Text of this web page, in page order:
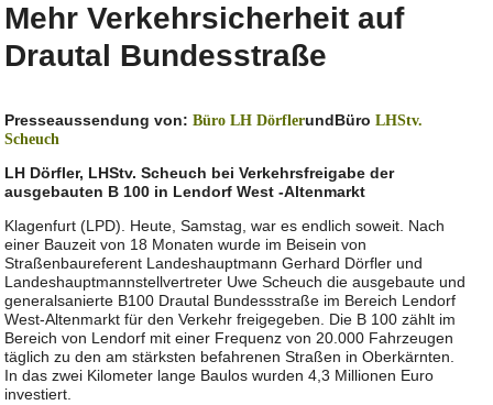
Mehr Verkehrsicherheit auf
Drautal Bundesstraße
Presseaussendung von:Büro LH DörflerundBüroLHStv.
Scheuch
LH Dörfler, LHStv. Scheuch bei Verkehrsfreigabe der
ausgebauten B 100 in Lendorf West -Altenmarkt
Klagenfurt (LPD). Heute, Samstag, war es endlich soweit. Nach
einer Bauzeit von 18 Monaten wurde im Beisein von
Straßenbaureferent Landeshauptmann Gerhard Dörfler und
Landeshauptmannstellvertreter Uwe Scheuch die ausgebaute und
generalsanierte B100 Drautal Bundessstraße im Bereich Lendorf
West-Altenmarkt für den Verkehr freigegeben. Die B 100 zählt im
Bereich von Lendorf mit einer Frequenz von 20.000 Fahrzeugen
täglich zu den am stärksten befahrenen Straßen in Oberkärnten.
In das zwei Kilometer lange Baulos wurden 4,3 Millionen Euro
investiert.